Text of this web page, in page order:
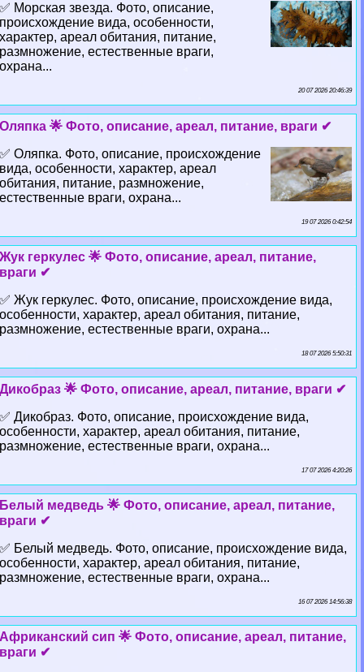
✅ Морская звезда. Фото, описание,
происхождение вида, особенности,
хаpaктер, ареал обитания, питание,
размножение, естественные враги,
охрана...
20 07 2026 20:46:39
Оляпка 🌟 Фото, описание, ареал, питание, враги ✔
✅ Оляпка. Фото, описание, происхождение
вида, особенности, хаpaктер, ареал
обитания, питание, размножение,
естественные враги, охрана...
19 07 2026 0:42:54
Жук геркулес 🌟 Фото, описание, ареал, питание,
враги ✔
✅ Жук геркулес. Фото, описание, происхождение вида,
особенности, хаpaктер, ареал обитания, питание,
размножение, естественные враги, охрана...
18 07 2026 5:50:31
Дикобраз 🌟 Фото, описание, ареал, питание, враги ✔
✅ Дикобраз. Фото, описание, происхождение вида,
особенности, хаpaктер, ареал обитания, питание,
размножение, естественные враги, охрана...
17 07 2026 4:20:26
Белый медведь 🌟 Фото, описание, ареал, питание,
враги ✔
✅ Белый медведь. Фото, описание, происхождение вида,
особенности, хаpaктер, ареал обитания, питание,
размножение, естественные враги, охрана...
16 07 2026 14:56:38
Африканский сип 🌟 Фото, описание, ареал, питание,
враги ✔